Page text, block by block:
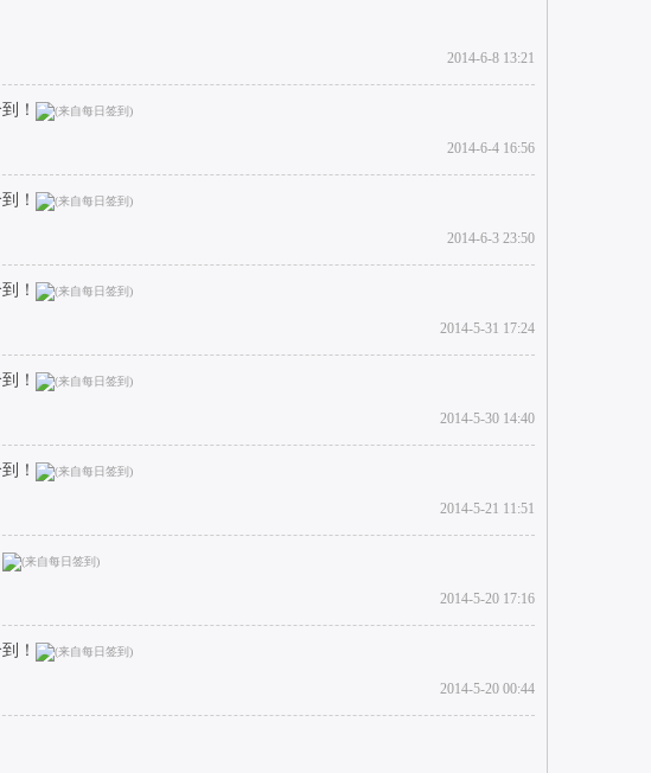
2014-6-8 13:21
！
2014-6-4 16:56
！
2014-6-3 23:50
！
2014-5-31 17:24
！
2014-5-30 14:40
！
2014-5-21 11:51
2014-5-20 17:16
！
2014-5-20 00:44